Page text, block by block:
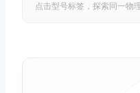
点击型号标签，探索同一物